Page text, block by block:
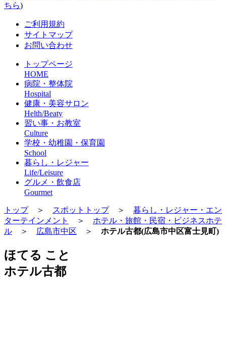
ちら)
ご利用規約
サイトマップ
お問い合わせ
トップページ
HOME
病院・整体院
Hospital
健康・美容サロン
Helth/Beaty
習い事・お教室
Culture
学校・幼稚園・保育園
School
暮らし・レジャー
Life/Leisure
グルメ・飲食店
Gourmet
トップ＞ スポットトップ＞ 暮らし・レジャー・エン
ターテインメント
＞ ホテル・旅館・民宿・ビジネスホテ
ル ＞ 広島市中区 ＞ ホテル古都(広島市中区富士見町)
ほてる こと
ホテル古都